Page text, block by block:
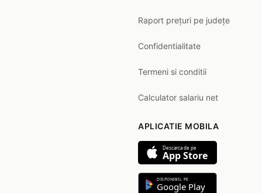
Raport prețuri pe județe
Confidentialitate
Termeni si conditii
Calculator salariu net
APLICATIE MOBILA
Descarca de pe
App Store
DISPONIBIL PE
Google Play